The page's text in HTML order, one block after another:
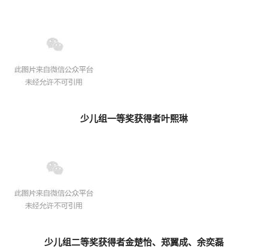
少儿组一等奖获得者叶熙琳
少儿组二等奖获得者金楚怡、郑翼成、余奕磊